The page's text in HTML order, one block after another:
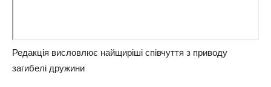
Редакція висловлює найщиріші співчуття з приводу
загибелі дружини